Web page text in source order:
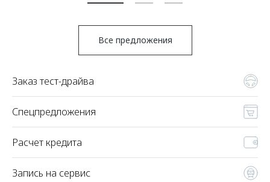
Все предложения
Заказ тест-драйва
Спецпредложения
Расчет кредита
Запись на сервис